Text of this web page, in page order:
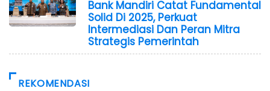
Bank Mandiri Catat Fundamental
Solid Di 2025, Perkuat
Intermediasi Dan Peran Mitra
Strategis Pemerintah
REKOMENDASI